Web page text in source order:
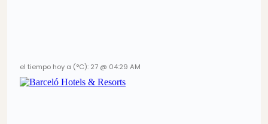
el tiempo hoy a (°C): 27 @ 04:29 AM